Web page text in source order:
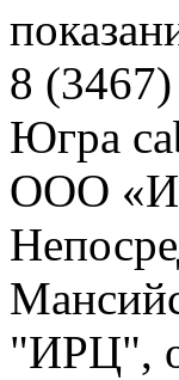
8
Югра
ООО
"ИРЦ",